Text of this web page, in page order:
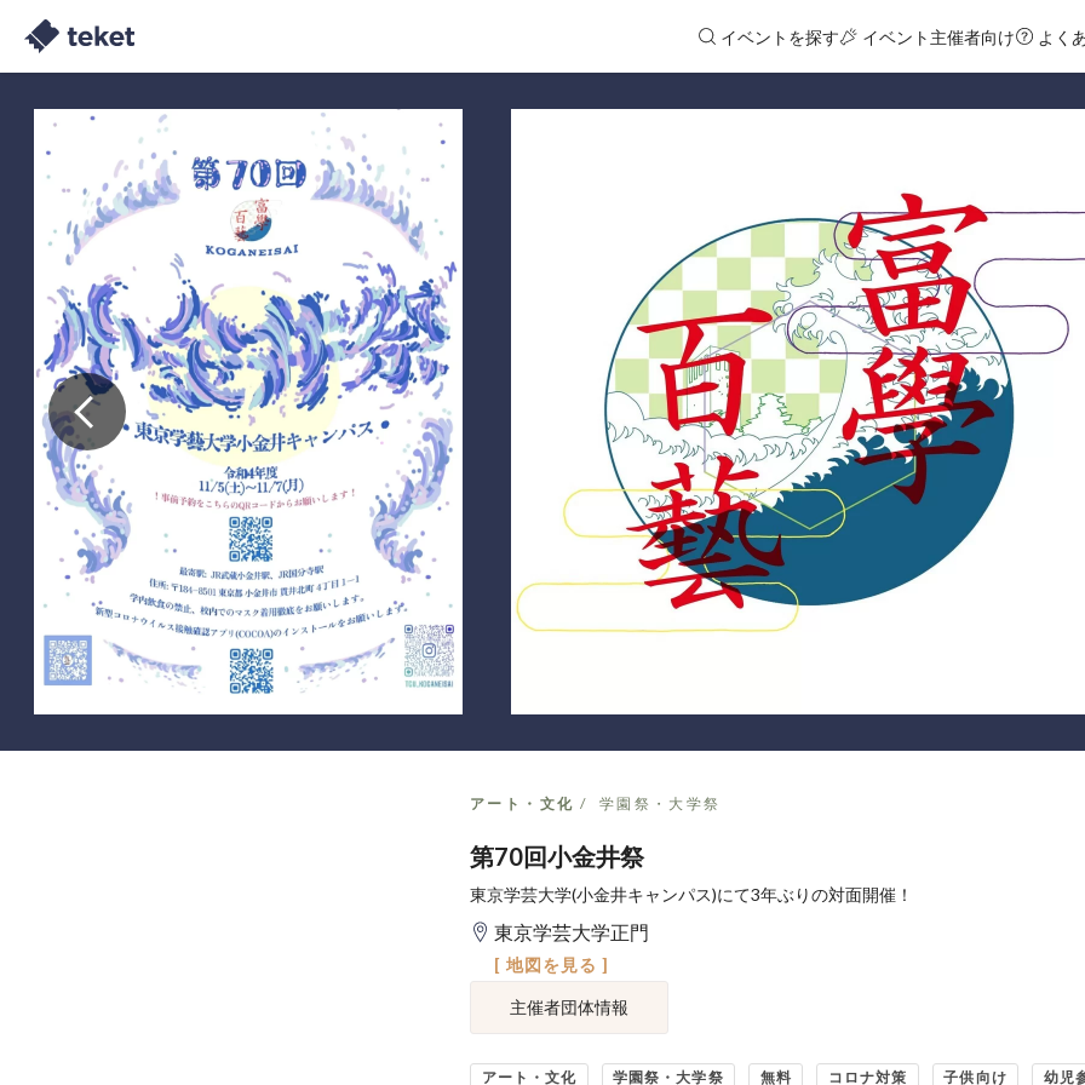
イベントを探す イベント主催者向け よく
アート・文化 学園祭・大学祭
第70回小金井祭
東京学芸大学(小金井キャンパス)にて3年ぶりの対面開催！
東京学芸大学正門
[ 地図を見る ]
主催者団体情報
アート・文化 学園祭・大学祭 無料 コロナ対策 子供向け 幼児